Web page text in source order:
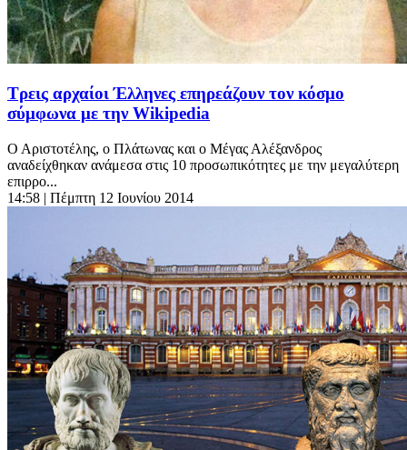
Τρεις αρχαίοι Έλληνες επηρεάζουν τον κόσμο
σύμφωνα με την Wikipedia
Ο Αριστοτέλης, ο Πλάτωνας και ο Μέγας Αλέξανδρος
αναδείχθηκαν ανάμεσα στις 10 προσωπικότητες με την μεγαλύτερη
επιρρο...
14:58 | Πέμπτη 12 Ιουνίου 2014